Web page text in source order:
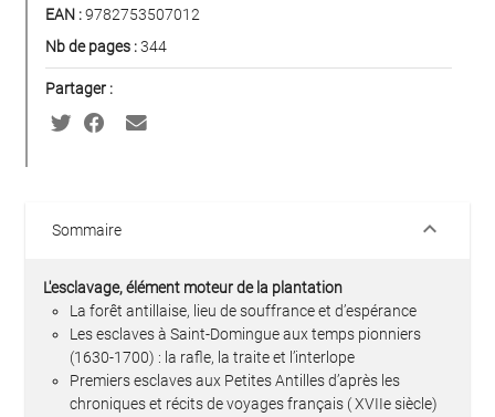
EAN :9782753507012
Nb de pages :344
Partager :
Sommaire keyboard_arrow_down
L'esclavage, élément moteur de la plantation
La forêt antillaise, lieu de souffrance et d’espérance
Les esclaves à Saint-Domingue aux temps pionniers
(1630-1700) : la rafle, la traite et l’interlope
Premiers esclaves aux Petites Antilles d’après les
chroniques et récits de voyages français ( XVIIe siècle)